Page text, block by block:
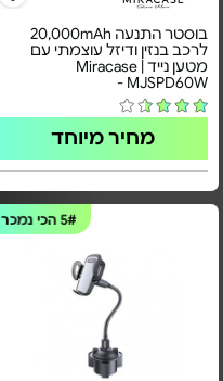
בוסטר התנעה 20,000mAh
לרכב בנזין ודיזל עוצמתי עם
מטען נייד | Miracase
MJSPD60W -
מחיר מיוחד
5# הכי נמכר